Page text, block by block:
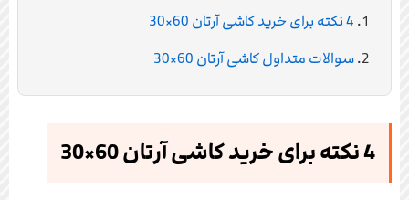
4 نکته برای خرید کاشی آرتان 60×30
سوالات متداول کاشی آرتان 60×30
4 نکته برای خرید کاشی آرتان 60×30